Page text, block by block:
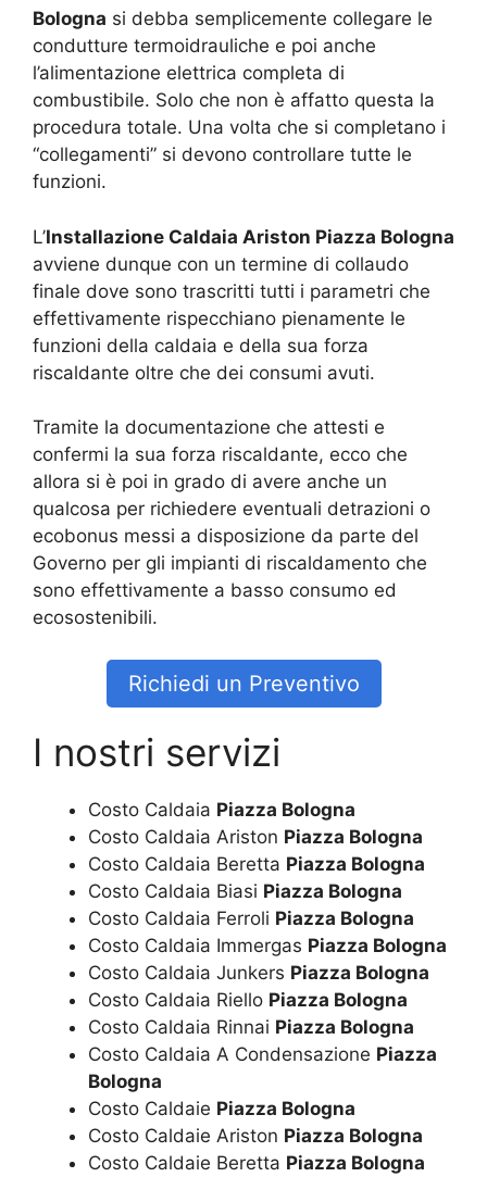
Bologna si debba semplicemente collegare le
condutture termoidrauliche e poi anche
l’alimentazione elettrica completa di
combustibile. Solo che non è affatto questa la
procedura totale. Una volta che si completano i
“collegamenti” si devono controllare tutte le
funzioni.
L’Installazione Caldaia Ariston Piazza Bologna
avviene dunque con un termine di collaudo
finale dove sono trascritti tutti i parametri che
effettivamente rispecchiano pienamente le
funzioni della caldaia e della sua forza
riscaldante oltre che dei consumi avuti.
Tramite la documentazione che attesti e
confermi la sua forza riscaldante, ecco che
allora si è poi in grado di avere anche un
qualcosa per richiedere eventuali detrazioni o
ecobonus messi a disposizione da parte del
Governo per gli impianti di riscaldamento che
sono effettivamente a basso consumo ed
ecosostenibili.
Richiedi un Preventivo
I nostri servizi
Costo Caldaia Piazza Bologna
Costo Caldaia Ariston Piazza Bologna
Costo Caldaia Beretta Piazza Bologna
Costo Caldaia Biasi Piazza Bologna
Costo Caldaia Ferroli Piazza Bologna
Costo Caldaia Immergas Piazza Bologna
Costo Caldaia Junkers Piazza Bologna
Costo Caldaia Riello Piazza Bologna
Costo Caldaia Rinnai Piazza Bologna
Costo Caldaia A Condensazione Piazza
Bologna
Costo Caldaie Piazza Bologna
Costo Caldaie Ariston Piazza Bologna
Costo Caldaie Beretta Piazza Bologna